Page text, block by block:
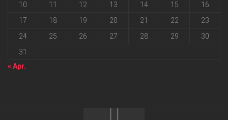
10
11 12 13 14 15
16
17
18 19 20 21 22
23
24
25 26 27 28 29
30
31
« Apr.